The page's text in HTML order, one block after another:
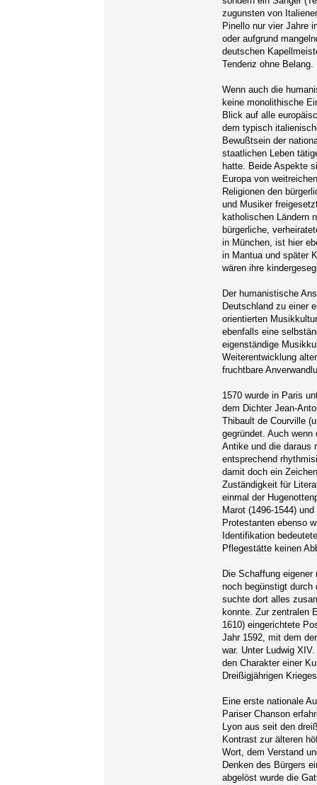
zugunsten von
Pinello nur vier Jahre
oder aufgrund
deutschen
Tendenz ohne Belang.
Wenn auch die
keine monolithische
Blick auf alle
dem typisch
Bewußtsein der
staatlichen Leben
hatte. Beide Aspekte
Europa von
Religionen den
und Musiker
katholischen Ländern
bürgerliche,
in München, ist hier
in Mantua und später
wären ihre
Der humanistische
Deutschland zu einer
orientierten
ebenfalls eine
eigenständige
Weiterentwicklung
fruchtbare
1570 wurde in Paris
dem Dichter Jean-
Thibault de Courville
gegründet. Auch
Antike und die daraus
entsprechend
damit doch ein
Zuständigkeit für
einmal der
Marot (1496-1544)
Protestanten ebenso
Identifikation
Pflegestätte keinen
Die Schaffung
noch begünstigt durch
suchte dort alles
konnte. Zur zentralen
1610) eingerichtete
Jahr 1592, mit dem
war. Unter Ludwig
den Charakter einer
Dreißigjährigen
Eine erste nationale
Pariser Chanson
Lyon aus seit den
Kontrast zur älteren
Wort, dem Verstand
Denken des Bürgers
abgelöst wurde die